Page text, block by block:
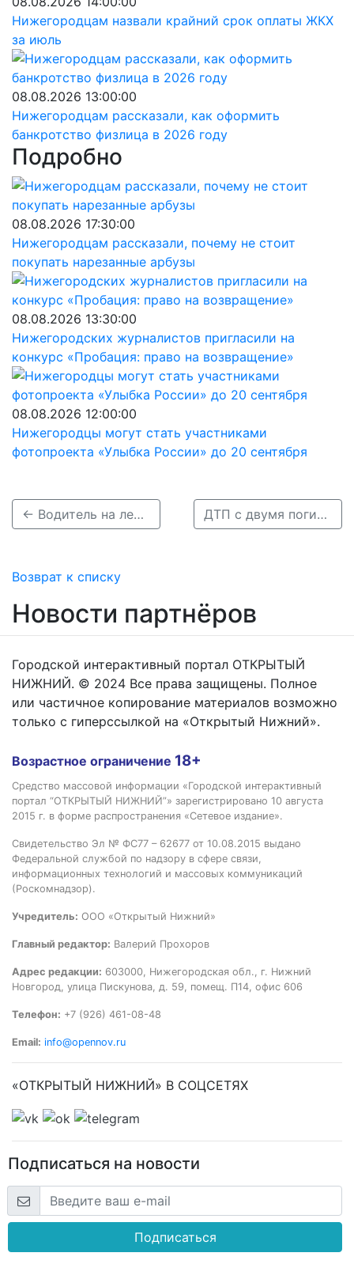
Нижегородцам назвали крайний срок оплаты ЖКХ
за июль
08.08.2026 13:00:00
Нижегородцам рассказали, как оформить
банкротство физлица в 2026 году
Подробно
08.08.2026 17:30:00
Нижегородцам рассказали, почему не стоит
покупать нарезанные арбузы
08.08.2026 13:30:00
Нижегородских журналистов пригласили на
конкурс «Пробация: право на возвращение»
08.08.2026 12:00:00
Нижегородцы могут стать участниками
фотопроекта «Улыбка России» до 20 сентября
← Водитель на летней резине погиб в жестком ДТП в Городецком районе ДТП с двумя погибшими и двумя ранеными произошло в Дивеевском районе →
Возврат к списку
Новости партнёров
Городской интерактивный портал ОТКРЫТЫЙ
НИЖНИЙ. © 2024 Все права защищены. Полное
или частичное копирование материалов возможно
только с гиперссылкой на «Открытый Нижний».
Возрастное ограничение 18+
Средство массовой информации «Городской интерактивный
портал “ОТКРЫТЫЙ НИЖНИЙ”» зарегистрировано 10 августа
2015 г. в форме распространения «Сетевое издание».
Свидетельство Эл № ФС77 – 62677 от 10.08.2015 выдано
Федеральной службой по надзору в сфере связи,
информационных технологий и массовых коммуникаций
(Роскомнадзор).
Учредитель: ООО «Открытый Нижний»
Главный редактор: Валерий Прохоров
Адрес редакции: 603000, Нижегородская обл., г. Нижний
Новгород, улица Пискунова, д. 59, помещ. П14, офис 606
Телефон: +7 (926) 461-08-48
Email: info@opennov.ru
«ОТКРЫТЫЙ НИЖНИЙ» В СОЦСЕТЯХ
Подписаться на новости
Подписаться